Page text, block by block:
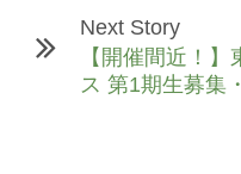
Next Story
【開催間近！
ス 第1期生募集